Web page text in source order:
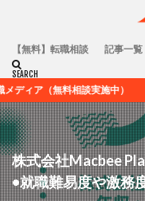
【無料】転職相談 記事一覧
中）
株式会社Macbee
•就職難易度や激務